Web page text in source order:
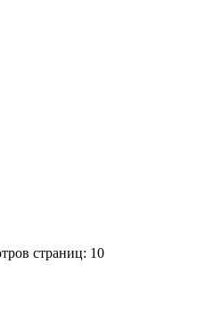
страниц: 10